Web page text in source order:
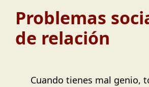
Problemas
de relación
Cuando tienes mal genio,